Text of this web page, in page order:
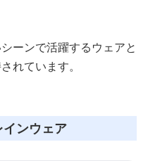
ーンで活躍するウェアと
れています。
ンウェア